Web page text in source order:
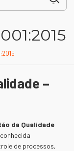
–
da Qualidade
de processos,